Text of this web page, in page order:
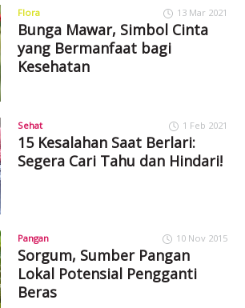
Flora 13 Mar 2021
Bunga Mawar, Simbol Cinta
yang Bermanfaat bagi
Kesehatan
Sehat 1 Feb 2021
15 Kesalahan Saat Berlari:
Segera Cari Tahu dan Hindari!
Pangan 10 Nov 2015
Sorgum, Sumber Pangan
Lokal Potensial Pengganti
Beras